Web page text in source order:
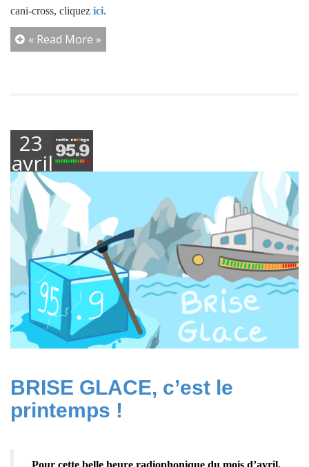
cani-cross, cliquez ici.
« Read More »
23
avril
2025
BRISE GLACE, c’est le
printemps !
Pour cette belle heure radiophonique du mois d’avril,